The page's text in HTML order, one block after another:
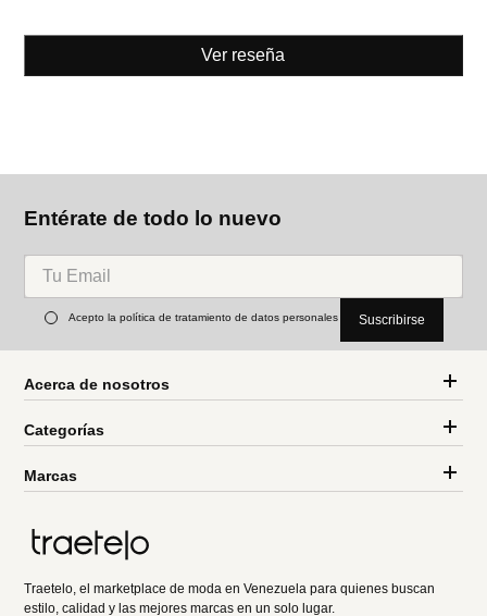
Ver reseña
Entérate de todo lo nuevo
Acepto la política de tratamiento de datos personales Suscribirse
Acerca de nosotros
Categorías
Marcas
Traetelo, el marketplace de moda en Venezuela para quienes buscan
estilo, calidad y las mejores marcas en un solo lugar.